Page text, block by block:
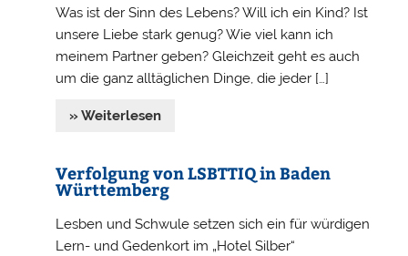
Was ist der Sinn des Lebens? Will ich ein Kind? Ist
unsere Liebe stark genug? Wie viel kann ich
meinem Partner geben? Gleichzeit geht es auch
um die ganz alltäglichen Dinge, die jeder […]
» Weiterlesen
Verfolgung von LSBTTIQ in Baden
Württemberg
Lesben und Schwule setzen sich ein für würdigen
Lern- und Gedenkort im „Hotel Silber“